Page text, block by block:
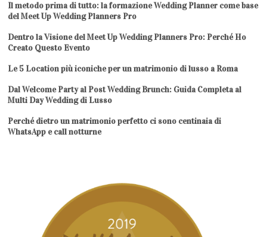
Il metodo prima di tutto: la formazione Wedding Planner come base
del Meet Up Wedding Planners Pro
Dentro la Visione del Meet Up Wedding Planners Pro: Perché Ho
Creato Questo Evento
Le 5 Location più iconiche per un matrimonio di lusso a Roma
Dal Welcome Party al Post Wedding Brunch: Guida Completa al
Multi Day Wedding di Lusso
Perché dietro un matrimonio perfetto ci sono centinaia di
WhatsApp e call notturne